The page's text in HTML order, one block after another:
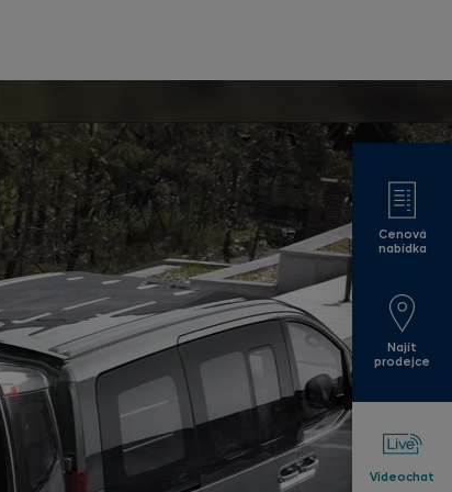
Cenová
nabídka
Najít
prodejce
Videochat